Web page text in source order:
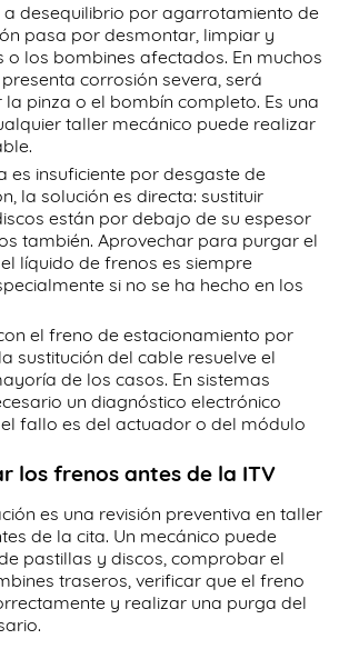
a desequilibrio por agarrotamiento de
pasa por desmontar, limpiar y
o los bombines afectados. En muchos
corrosión severa, será
la pinza o el bombín completo. Es una
taller mecánico puede realizar
es insuficiente por desgaste de
la solución es directa: sustituir
están por debajo de su espesor
también. Aprovechar para purgar el
líquido de frenos es siempre
si no se ha hecho en los
el freno de estacionamiento por
sustitución del cable resuelve el
de los casos. En sistemas
un diagnóstico electrónico
fallo es del actuador o del módulo
los frenos antes de la ITV
es una revisión preventiva en taller
de la cita. Un mecánico puede
pastillas y discos, comprobar el
traseros, verificar que el freno
y realizar una purga del